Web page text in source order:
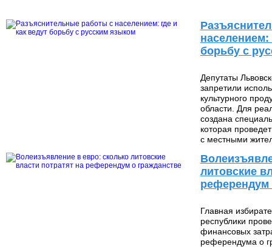
населением:
борьбу с
Депутаты
запретили
культурного
области. Для
создана
которая
с местными
литовские
референдум
Главная
республики
финансовых
референдума о